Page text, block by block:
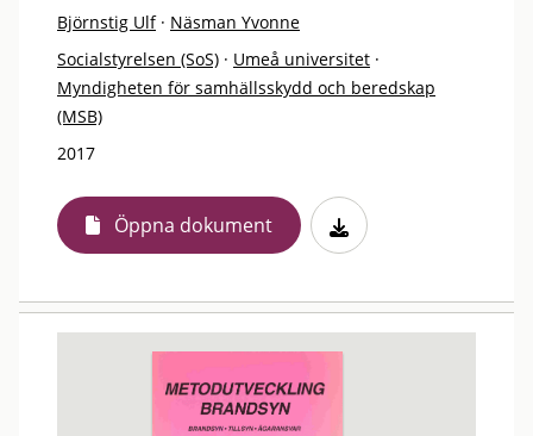
Björnstig Ulf · Näsman Yvonne
Socialstyrelsen (SoS) · Umeå universitet ·
Myndigheten för samhällsskydd och beredskap
(MSB)
2017
Öppna dokument